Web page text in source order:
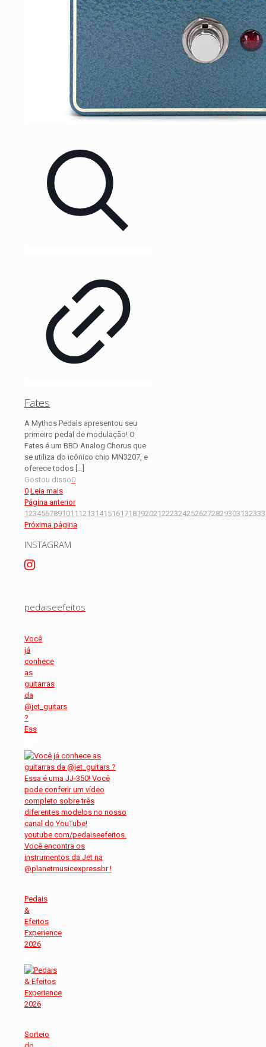
Fates
A Mythos Pedals apresentou seu
primeiro pedal de modulação! O
Fates é um BBD Analog Chorus que
se utiliza do icônico chip MN3207, e
oferece todos […]
Gostou disso0
0 Leia mais
Página anterior
1234567891011 12131415161718192021222324252627282930313233
Próxima página
INSTAGRAM
pedaiseefeitos
Você
já
conhece
as
guitarras
da
@jet_guitars
?
Ess
Pedais
&
Efeitos
Experience
2026
Sorteio